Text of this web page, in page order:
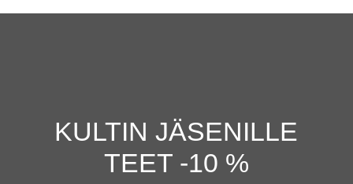
KULTIN JÄSENILLE
TEET -10 %